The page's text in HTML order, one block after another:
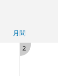
月間
2